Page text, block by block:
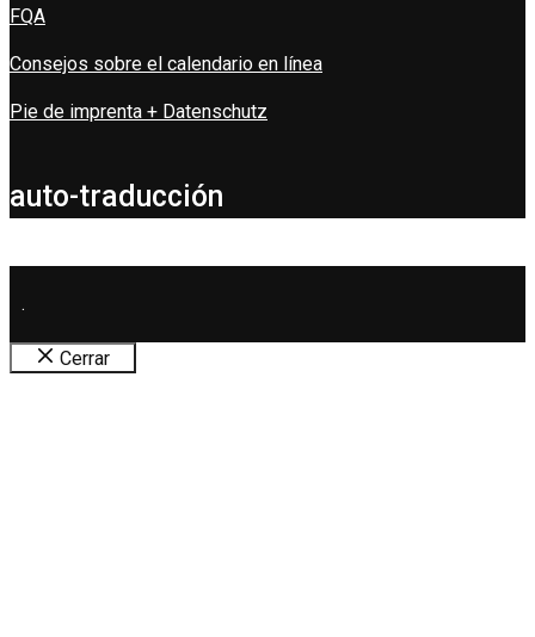
FQA
Consejos sobre el calendario en línea
Pie de imprenta + Datenschutz
auto-traducción
.
Cerrar